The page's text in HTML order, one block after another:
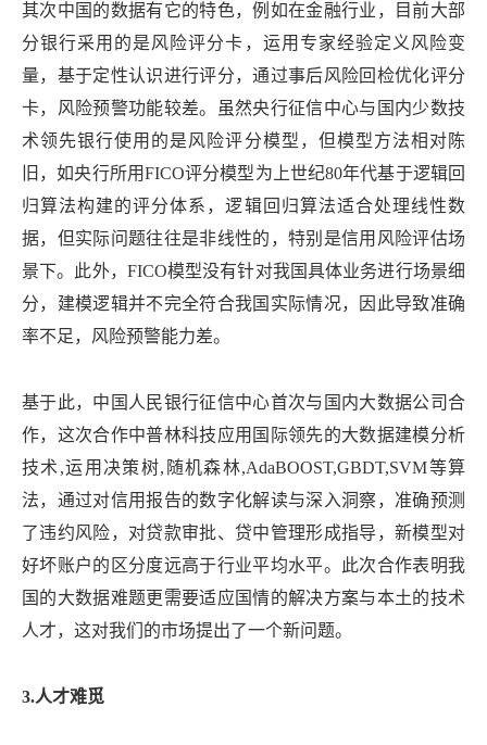
其次中国的数据有它的特色，例如在金融行业，目前大部
分银行采用的是风险评分卡，运用专家经验定义风险变
量，基于定性认识进行评分，通过事后风险回检优化评分
卡，风险预警功能较差。虽然央行征信中心与国内少数技
术领先银行使用的是风险评分模型，但模型方法相对陈
旧，如央行所用FICO评分模型为上世纪80年代基于逻辑回
归算法构建的评分体系，逻辑回归算法适合处理线性数
据，但实际问题往往是非线性的，特别是信用风险评估场
景下。此外，FICO模型没有针对我国具体业务进行场景细
分，建模逻辑并不完全符合我国实际情况，因此导致准确
率不足，风险预警能力差。
基于此，中国人民银行征信中心首次与国内大数据公司合
作，这次合作中普林科技应用国际领先的大数据建模分析
技术,运用决策树,随机森林,AdaBOOST,GBDT,SVM等算
法，通过对信用报告的数字化解读与深入洞察，准确预测
了违约风险，对贷款审批、贷中管理形成指导，新模型对
好坏账户的区分度远高于行业平均水平。此次合作表明我
国的大数据难题更需要适应国情的解决方案与本土的技术
人才，这对我们的市场提出了一个新问题。
3.人才难觅